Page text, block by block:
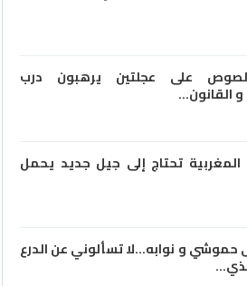
على عجلتين يرهبون درب
القانون…
المغربية تحتاج إلى جيل جديد يحمل
حموشي و نوابه…لا تسألوني عن الدرع